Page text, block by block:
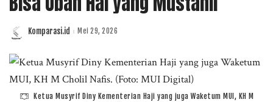
Posted
Komparasi.id Mei 29, 2026
Ketua Musyrif Diny Kementerian Haji yang juga Waketum MUI, KH M